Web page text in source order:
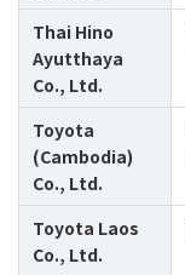
Thai Hino
Ayutthaya
Co., Ltd.
Toyota
(Cambodia)
Co., Ltd.
Toyota Laos
Co., Ltd.